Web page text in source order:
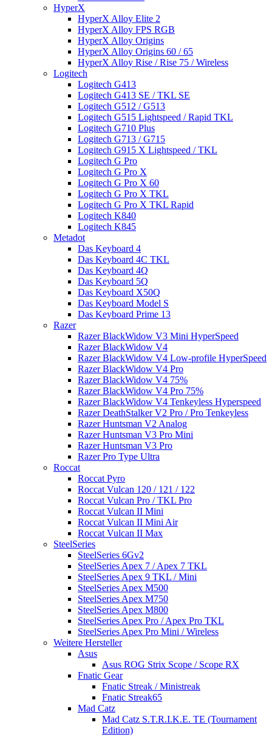
HyperX
HyperX Alloy Elite 2
HyperX Alloy FPS RGB
HyperX Alloy Origins
HyperX Alloy Origins 60 / 65
HyperX Alloy Rise / Rise 75 / Wireless
Logitech
Logitech G413
Logitech G413 SE / TKL SE
Logitech G512 / G513
Logitech G515 Lightspeed / Rapid TKL
Logitech G710 Plus
Logitech G713 / G715
Logitech G915 X Lightspeed / TKL
Logitech G Pro
Logitech G Pro X
Logitech G Pro X 60
Logitech G Pro X TKL
Logitech G Pro X TKL Rapid
Logitech K840
Logitech K845
Metadot
Das Keyboard 4
Das Keyboard 4C TKL
Das Keyboard 4Q
Das Keyboard 5Q
Das Keyboard X50Q
Das Keyboard Model S
Das Keyboard Prime 13
Razer
Razer BlackWidow V3 Mini HyperSpeed
Razer BlackWidow V4
Razer BlackWidow V4 Low-profile HyperSpeed
Razer BlackWidow V4 Pro
Razer BlackWidow V4 75%
Razer BlackWidow V4 Pro 75%
Razer BlackWidow V4 Tenkeyless Hyperspeed
Razer DeathStalker V2 Pro / Pro Tenkeyless
Razer Huntsman V2 Analog
Razer Huntsman V3 Pro Mini
Razer Huntsman V3 Pro
Razer Pro Type Ultra
Roccat
Roccat Pyro
Roccat Vulcan 120 / 121 / 122
Roccat Vulcan Pro / TKL Pro
Roccat Vulcan II Mini
Roccat Vulcan II Mini Air
Roccat Vulcan II Max
SteelSeries
SteelSeries 6Gv2
SteelSeries Apex 7 / Apex 7 TKL
SteelSeries Apex 9 TKL / Mini
SteelSeries Apex M500
SteelSeries Apex M750
SteelSeries Apex M800
SteelSeries Apex Pro / Apex Pro TKL
SteelSeries Apex Pro Mini / Wireless
Weitere Hersteller
Asus
Asus ROG Strix Scope / Scope RX
Fnatic Gear
Fnatic Streak / Ministreak
Fnatic Streak65
Mad Catz
Mad Catz S.T.R.I.K.E. TE (Tournament
Edition)